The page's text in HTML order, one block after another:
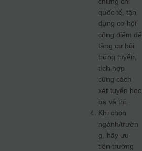
quốc tế, tận
dụng cơ hội
cộng điểm để
tăng cơ hội
trúng tuyển,
tích hợp
cùng cách
xét tuyển học
bạ và thi.
Khi chọn
ngành/trườn
g, hãy ưu
tiên trường